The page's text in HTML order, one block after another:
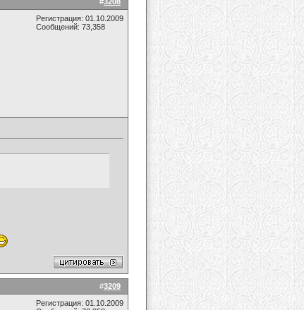
Регистрация: 01.10.2009
Сообщений: 73,358
#3209
Регистрация: 01.10.2009